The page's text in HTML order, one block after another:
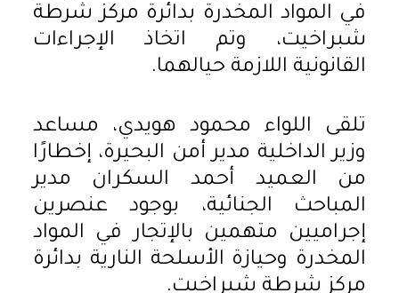
في المواد المخدرة بدائرة مركز شرطة
شبراخيت، وتم اتخاذ الإجراءات
القانونية اللازمة حيالهما.
تلقى اللواء محمود هويدي، مساعد
وزير الداخلية مدير أمن البحيرة، إخطارًا
من العميد أحمد السكران مدير
المباحث الجنائية، بوجود عنصرين
إجراميين متهمين بالإتجار في المواد
المخدرة وحيازة الأسلحة النارية بدائرة
مركز شرطة شبراخيت.